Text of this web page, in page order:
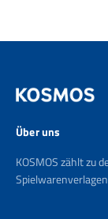
Über uns
KOSMOS zählt zu